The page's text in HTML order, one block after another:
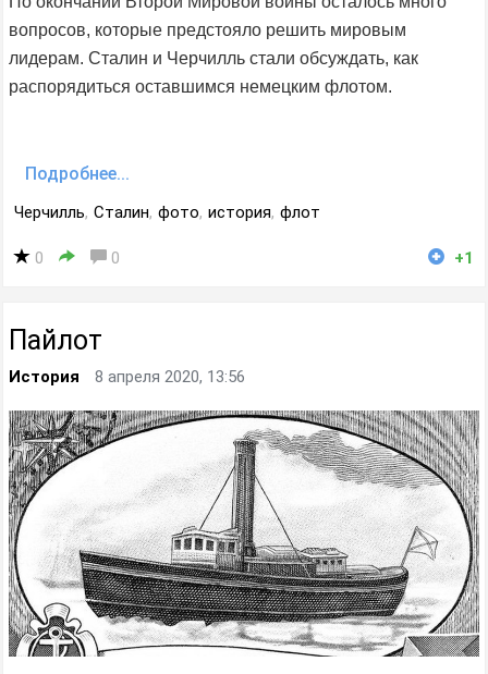
вопросов, которые предстояло решить мировым
лидерам. Сталин и Черчилль стали обсуждать, как
распорядиться оставшимся немецким флотом.
Подробнее...
Черчилль, Сталин, фото, история, флот
0 0 +1
Пайлот
История 8 апреля 2020, 13:56